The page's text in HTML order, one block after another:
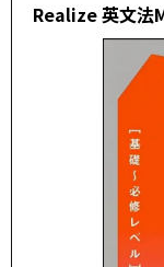
Realize 英文法